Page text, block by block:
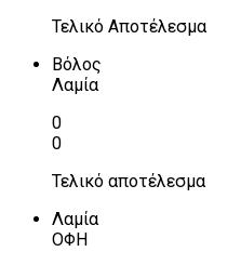
Τελικό Αποτέλεσμα
Βόλος
Λαμία
0
0
Τελικό αποτέλεσμα
Λαμία
ΟΦΗ